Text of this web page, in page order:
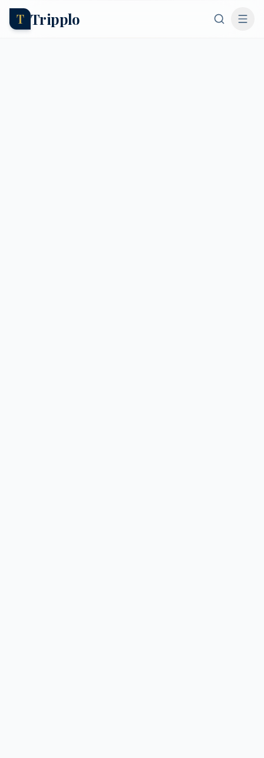
T Tripplo